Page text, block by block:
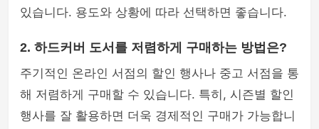
있습니다. 용도와 상황에 따라 선택하면 좋습니다.
2. 하드커버 도서를 저렴하게 구매하는 방법은?
주기적인 온라인 서점의 할인 행사나 중고 서점을 통
해 저렴하게 구매할 수 있습니다. 특히, 시즌별 할인
행사를 잘 활용하면 더욱 경제적인 구매가 가능합니